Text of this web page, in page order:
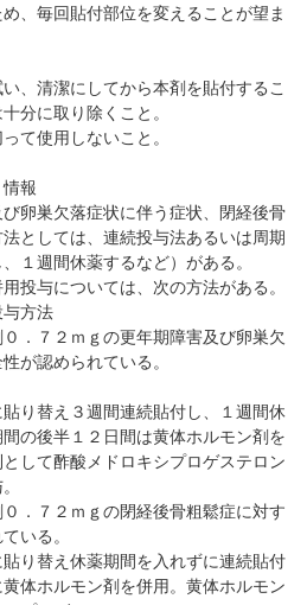
、毎回貼付部位を変えることが望ま
、清潔にしてから本剤を貼付するこ
分に取り除くこと。
て使用しないこと。
報
卵巣欠落症状に伴う症状、閉経後骨
としては、連続投与法あるいは周期
１週間休薬するなど）がある。
投与については、次の方法がある。
与方法
．７２ｍｇの更年期障害及び卵巣欠
が認められている。
り替え３週間連続貼付し、１週間休
の後半１２日間は黄体ホルモン剤を
して酢酸メドロキシプロゲステロン
．７２ｍｇの閉経後骨粗鬆症に対す
いる。
り替え休薬期間を入れずに連続貼付
体ホルモン剤を併用。黄体ホルモン